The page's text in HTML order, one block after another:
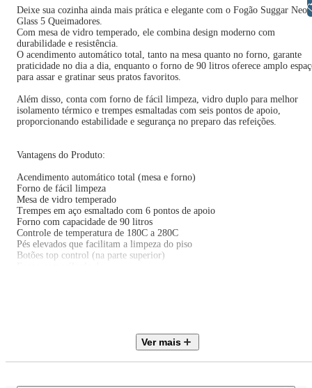
Deixe sua cozinha ainda mais prática e elegante com o Fogão Suggar Neo
Glass 5 Queimadores.
Com mesa de vidro temperado, ele combina design moderno com
durabilidade e resistência.
O acendimento automático total, tanto na mesa quanto no forno, garante
praticidade no dia a dia, enquanto o forno de 90 litros oferece amplo
para assar e gratinar seus pratos favoritos.
Além disso, conta com forno de fácil limpeza, vidro duplo para melhor
isolamento térmico e trempes esmaltadas com seis pontos de apoio,
proporcionando estabilidade e segurança no preparo das refeições.
Vantagens do Produto:
Acendimento automático total (mesa e forno)
Forno de fácil limpeza
Mesa de vidro temperado
Trempes em aço esmaltado com 6 pontos de apoio
Forno com capacidade de 90 litros
Controle de temperatura de 180C a 280C
Pés elevados que facilitam a limpeza do piso
Botões top control (na parte superior)
Ver mais
Libras